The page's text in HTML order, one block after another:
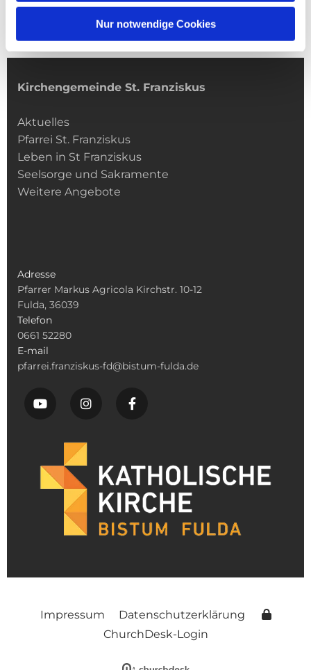
Nur notwendige Cookies
Kirchengemeinde­­ St. Franziskus
Aktuelles
Pfarrei St. Franziskus
Leben in St Franziskus
Seelsorge und Sakramente
Weitere Angebote
Adresse
Pfarrer Markus Agricola Kirchstr. 10-12
Fulda, 36039
Telefon
0661 52280
E-mail
pfarrei.franziskus-fd@bistum-fulda.de
Impressum
Datenschutzerklärung
ChurchDesk-Login